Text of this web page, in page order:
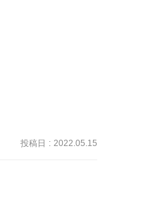
投稿日 : 2022.05.15